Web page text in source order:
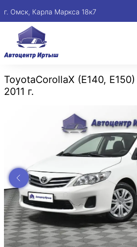
г. Омск, Карла Маркса 18к7
ToyotaCorollaX (E140,
2011 г.